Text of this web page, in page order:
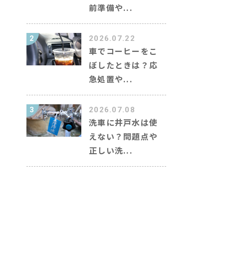
前準備や...
2 2026.07.22
車でコーヒーをこ
ぼしたときは？応
急処置や...
3 2026.07.08
洗車に井戸水は使
えない？問題点や
正しい洗...